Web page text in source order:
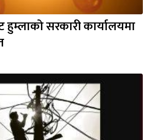
सरकारी कार्यालयमा